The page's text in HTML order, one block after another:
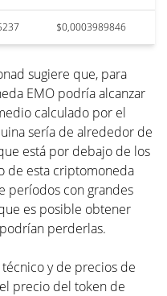
$0,0003989846
sugiere que, para
EMO podría alcanzar
calculado por el
sería de alrededor de
está por debajo de los
de esta criptomoneda
períodos con grandes
es posible obtener
perderlas.
y de precios de
precio del token de